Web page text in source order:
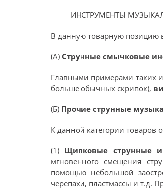
ИНСТРУМЕНТЫ
В данную товарную позицию
(А) Струнные смычковые
Главными примерами таких
больше обычных скрипок),
(Б) Прочие струнные
К данной категории товаров
(1) Щипковые струнные
мгновенного смещения
помощью небольшой
черепахи, пластмассы и т.д.